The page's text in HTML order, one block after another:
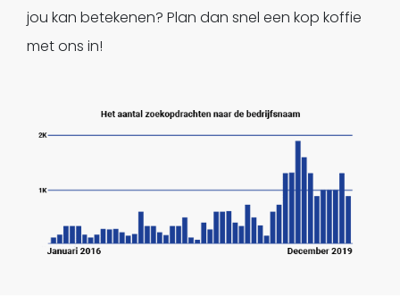
jou kan betekenen? Plan dan snel een kop koffie
met ons in!